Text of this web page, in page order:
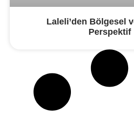
Laleli’den Bölgesel
Perspektif